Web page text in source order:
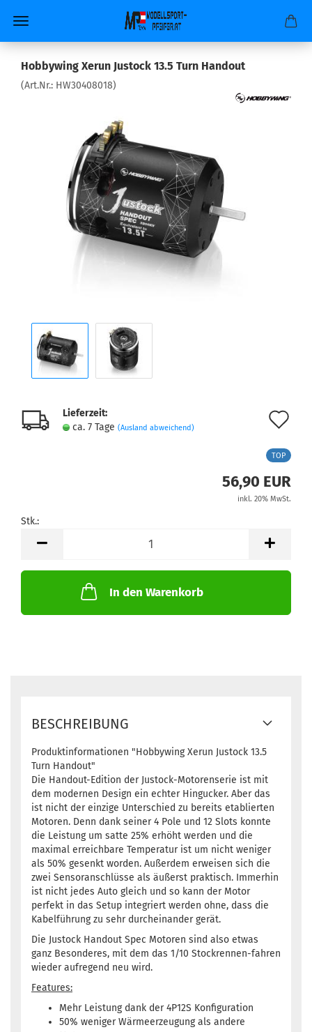
Hobbywing Xerun Justock 13.5 Turn Handout
(Art.Nr.: HW30408018)
Lieferzeit:
ca. 7 Tage (Ausland abweichend)
TOP
56,90 EUR
inkl. 20% MwSt.
Stk.:
In den Warenkorb
BESCHREIBUNG
Produktinformationen "Hobbywing Xerun Justock 13.5
Turn Handout"
Die Handout-Edition der Justock-Motorenserie ist mit
dem modernen Design ein echter Hingucker. Aber das
ist nicht der einzige Unterschied zu bereits etablierten
Motoren. Denn dank seiner 4 Pole und 12 Slots konnte
die Leistung um satte 25% erhöht werden und die
maximal erreichbare Temperatur ist um nicht weniger
als 50% gesenkt worden. Außerdem erweisen sich die
zwei Sensoranschlüsse als äußerst praktisch. Immerhin
ist nicht jedes Auto gleich und so kann der Motor
perfekt in das Setup integriert werden ohne, dass die
Kabelführung zu sehr durcheinander gerät.
Die Justock Handout Spec Motoren sind also etwas
ganz Besonderes, mit dem das 1/10 Stockrennen-fahren
wieder aufregend neu wird.
Features:
Mehr Leistung dank der 4P12S Konfiguration
50% weniger Wärmeerzeugung als andere